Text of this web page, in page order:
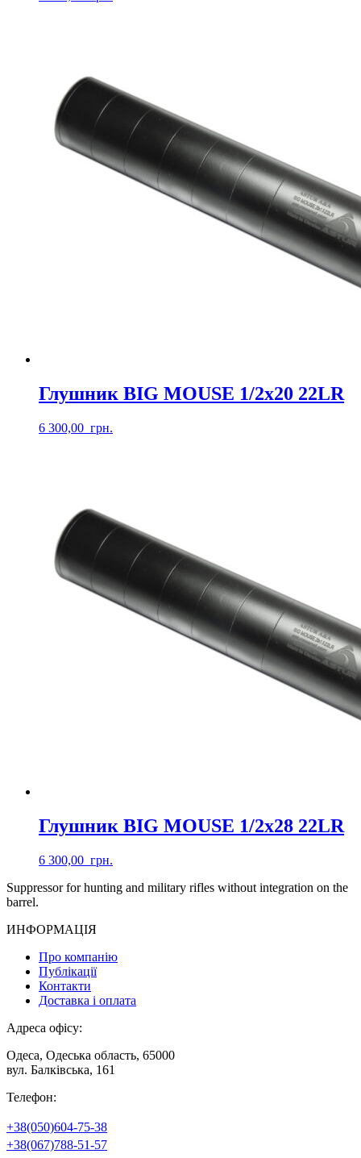
Глушник BIG MOUSE 1/2х20 22LR
6 300,00 грн.
Глушник BIG MOUSE 1/2х28 22LR
6 300,00 грн.
Suppressor for hunting and military rifles without integration on the
barrel.
ИНФОРМАЦІЯ
Про компанію
Публікації
Контакти
Доставка і оплата
Адреса офісу:
Одеса, Одеська область, 65000
вул. Балківська, 161
Телефон:
+38(050)604-75-38
+38(067)788-51-57